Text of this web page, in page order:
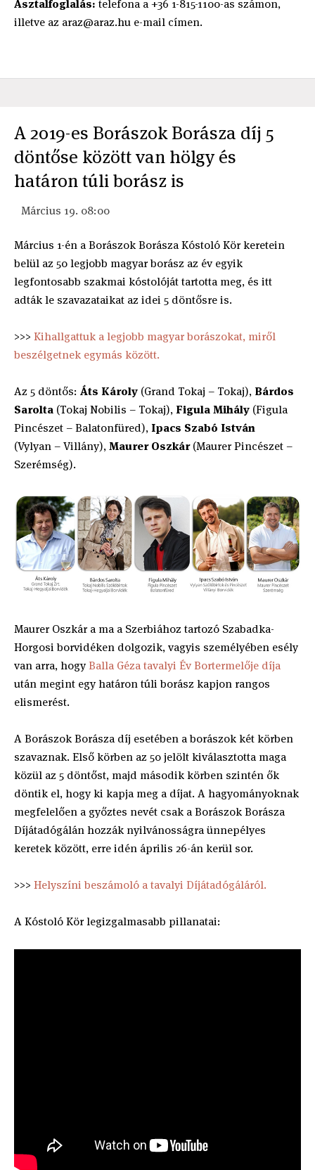
Asztalfoglalás: telefona a +36 1-815-1100-as számon,
illetve az araz@araz.hu e-mail címen.
A 2019-es Borászok Borásza díj 5
döntőse között van hölgy és
határon túli borász is
Március 19. 08:00
Március 1-én a Borászok Borásza Kóstoló Kör keretein
belül az 50 legjobb magyar borász az év egyik
legfontosabb szakmai kóstolóját tartotta meg, és itt
adták le szavazataikat az idei 5 döntősre is.
>>> Kihallgattuk a legjobb magyar borászokat, miről
beszélgetnek egymás között.
Az 5 döntős: Áts Károly (Grand Tokaj – Tokaj), Bárdos
Sarolta (Tokaj Nobilis – Tokaj), Figula Mihály (Figula
Pincészet – Balatonfüred), Ipacs Szabó István
(Vylyan – Villány),Maurer Oszkár(Maurer Pincészet –
Szerémség).
Maurer Oszkár a ma a Szerbiához tartozó Szabadka-
Horgosi borvidéken dolgozik, vagyis személyében esély
van arra, hogyBalla Géza tavalyi Év Bortermelője díja
után megint egy határon túli borász kapjon rangos
elismerést.
A Borászok Borásza díj esetében a borászok két körben
szavaznak. Első körben az 50 jelölt kiválasztotta maga
közül az 5 döntőst, majd második körben szintén ők
döntik el, hogy ki kapja meg a díjat. A hagyományoknak
megfelelően a győztes nevét csak a Borászok Borásza
Díjátadógálán hozzák nyilvánosságra ünnepélyes
keretek között, erre idén április 26-án kerül sor.
>>> Helyszíni beszámoló a tavalyi Díjátadógáláról.
A Kóstoló Kör legizgalmasabb pillanatai: